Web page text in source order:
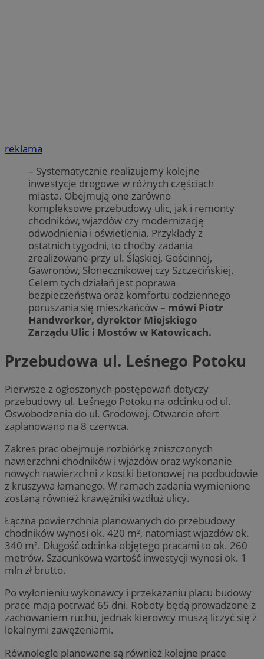
reklama
– Systematycznie realizujemy kolejne
inwestycje drogowe w różnych częściach
miasta. Obejmują one zarówno
kompleksowe przebudowy ulic, jak i remonty
chodników, wjazdów czy modernizację
odwodnienia i oświetlenia. Przykłady z
ostatnich tygodni, to choćby zadania
zrealizowane przy ul. Śląskiej, Gościnnej,
Gawronów, Słonecznikowej czy Szczecińskiej.
Celem tych działań jest poprawa
bezpieczeństwa oraz komfortu codziennego
poruszania się mieszkańców– mówi Piotr
Handwerker, dyrektor Miejskiego
Zarządu Ulic i Mostów w Katowicach.
Przebudowa ul. Leśnego Potoku
Pierwsze z ogłoszonych postępowań dotyczy
przebudowy ul. Leśnego Potoku na odcinku od ul.
Oswobodzenia do ul. Grodowej. Otwarcie ofert
zaplanowano na 8 czerwca.
Zakres prac obejmuje rozbiórkę zniszczonych
nawierzchni chodników i wjazdów oraz wykonanie
nowych nawierzchni z kostki betonowej na podbudowie
z kruszywa łamanego. W ramach zadania wymienione
zostaną również krawężniki wzdłuż ulicy.
Łączna powierzchnia planowanych do przebudowy
chodników wynosi ok. 420 m², natomiast wjazdów ok.
340 m². Długość odcinka objętego pracami to ok. 260
metrów. Szacunkowa wartość inwestycji wynosi ok. 1
mln zł brutto.
Po wyłonieniu wykonawcy i przekazaniu placu budowy
prace mają potrwać 65 dni. Roboty będą prowadzone z
zachowaniem ruchu, jednak kierowcy muszą liczyć się z
lokalnymi zawężeniami.
Równolegle planowane są również kolejne prace